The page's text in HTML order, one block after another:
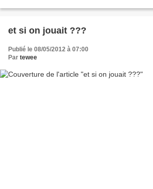
et si on jouait ???
Publié le 08/05/2012 à 07:00
Par tewee